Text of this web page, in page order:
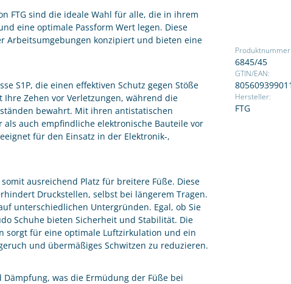
6845/45
GTIN/EAN:
Hersteller:
FTG
FTG sind die ideale Wahl für alle, die in ihrem
eine optimale Passform Wert legen. Diese
Arbeitsumgebungen konzipiert und bieten eine
S1P, die einen effektiven Schutz gegen Stöße
Zehen vor Verletzungen, während die
bewahrt. Mit ihren antistatischen
als auch empfindliche elektronische Bauteile vor
für den Einsatz in der Elektronik-,
ausreichend Platz für breitere Füße. Diese
Druckstellen, selbst bei längerem Tragen.
unterschiedlichen Untergründen. Egal, ob Sie
Schuhe bieten Sicherheit und Stabilität. Die
sorgt für eine optimale Luftzirkulation und ein
und übermäßiges Schwitzen zu reduzieren.
was die Ermüdung der Füße bei